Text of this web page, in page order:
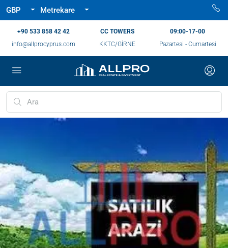
GBP Metrekare
‪+90 533 858 42 42‬
info@allprocyprus.com
CC TOWERS
KKTC/GİRNE
09:00-17-00
Pazartesi - Cumartesi